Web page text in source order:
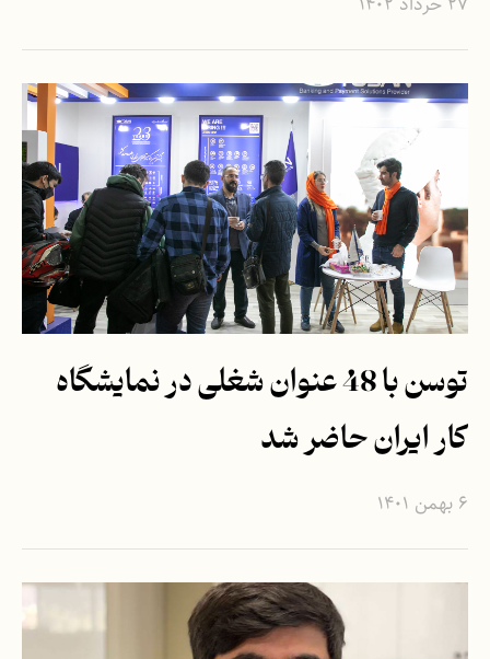
توسن با 48 عنوان شغلی در نمایشگاه
کار ایران حاضر شد
۶ بهمن ۱۴۰۱